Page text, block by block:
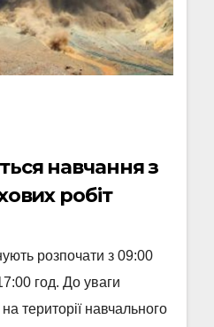
навчання з
робіт
розпочати з 09:00
год. До уваги
території навчального